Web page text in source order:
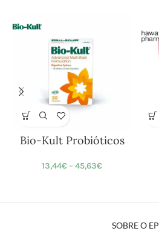
Bio-Kult Probióticos
13,44€ – 45,63€
SOBRE O EP